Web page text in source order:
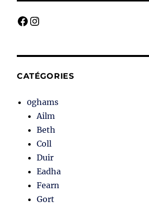
Facebook
Instagram
CATÉGORIES
0ghams
Ailm
Beth
Coll
Duir
Eadha
Fearn
Gort